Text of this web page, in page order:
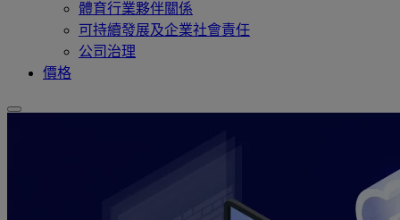
體育行業夥伴關係
可持續發展及企業社會責任
公司治理
價格